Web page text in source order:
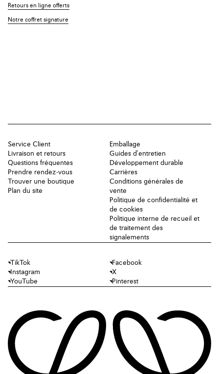
Retours en ligne offerts
Notre coffret signature
Service Client
Livraison et retours
Questions fréquentes
Prendre rendez-vous
Trouver une boutique
Plan du site
Emballage
Guides d'entretien
Développement durable
Carrières
Conditions générales de
vente
Politique de confidentialité et
de cookies
Politique interne de recueil et
de traitement des
signalements
TikTok
Facebook
Instagram
X
YouTube
Pinterest